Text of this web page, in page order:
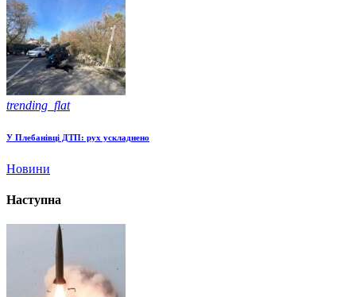
trending_flat
У Плебанівці ДТП: рух ускладнено
Новини
Наступна